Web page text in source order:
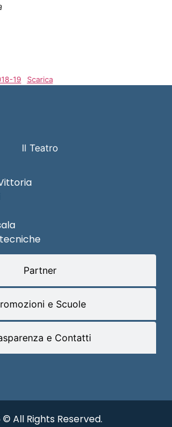
19 Scarica
Il Teatro
Partner
e Scuole
e Contatti
© All Rights Reserved.